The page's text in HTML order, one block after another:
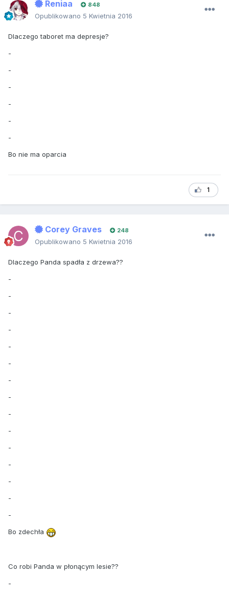
Reniaa 848
Opublikowano 5 Kwietnia 2016
Dlaczego taboret ma depresje?
-
-
-
-
-
-
Bo nie ma oparcia
1
Corey Graves 248
Opublikowano 5 Kwietnia 2016
Dlaczego Panda spadła z drzewa??
-
-
-
-
-
-
-
-
-
-
-
-
-
-
-
Bo zdechła
Co robi Panda w płonącym lesie??
-